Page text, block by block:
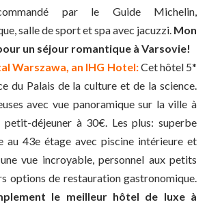
par le Guide Michelin,
salle de sport et spa avec jacuzzi. Mon
un séjour romantique à Varsovie!
Warszawa, an IHG Hotel:Cet hôtel 5*
du Palais de la culture et de la science.
avec vue panoramique sur la ville à
déjeuner à 30€. Les plus: superbe
au 43e étage avec piscine intérieure et
vue incroyable, personnel aux petits
options de restauration gastronomique.
le meilleur hôtel de luxe à